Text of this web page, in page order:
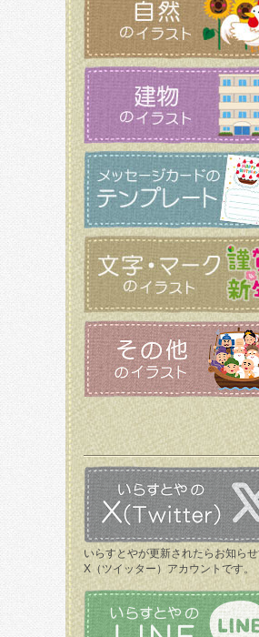
いらすとやが更新されたらお知ら
X（ツイッター）アカウントです。